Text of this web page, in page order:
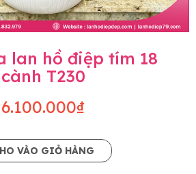
lan hồ điệp tím 18
cành T230
6.100.000₫
VÀO GIỎ HÀNG